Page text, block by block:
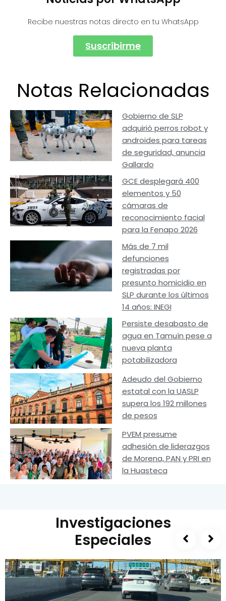
Recibe nuestras notas directo en tu WhatsApp
Suscribirme
Notas Relacionadas
Gobierno de SLP
adquirió perros robot y
androides para tareas
de seguridad, anuncia
Gallardo
GCE desplegará 400
elementos y 50
cámaras de
reconocimiento facial
para la Fenapo 2026
Más de 7 mil
defunciones
registradas por
presunto homicidio en
SLP durante los últimos
14 años: INEGI
Persiste desabasto de
agua en Tamuín pese a
nueva planta
potabilizadora
Adeudo del Gobierno
estatal con la UASLP
supera los 192 millones
de pesos
PVEM presume
adhesión de liderazgos
de Morena, PAN y PRI en
la Huasteca
Investigaciones
Especiales